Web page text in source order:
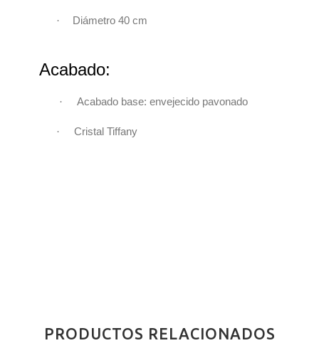
· Diámetro 40 cm
Acabado:
· Acabado base: envejecido pavonado
· Cristal Tiffany
PRODUCTOS RELACIONADOS